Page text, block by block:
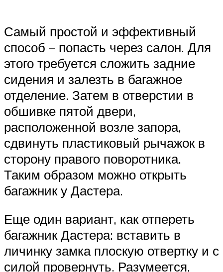
Самый простой и эффективный
способ – попасть через салон. Для
этого требуется сложить задние
сидения и залезть в багажное
отделение. Затем в отверстии в
обшивке пятой двери,
расположенной возле запора,
сдвинуть пластиковый рычажок в
сторону правого поворотника.
Таким образом можно открыть
багажник у Дастера.
Еще один вариант, как отпереть
багажник Дастера: вставить в
личинку замка плоскую отвертку и с
силой провернуть. Разумеется,